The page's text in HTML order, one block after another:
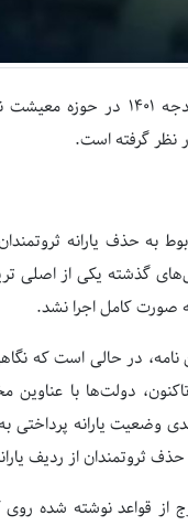
مهر نوشت: بررسی لایحه
نظر گرفته است.
به حذف یارانه
گذشته یکی از اصلی
صورت کامل اجرا نشد.
در حالی است که
دولت‌ها با عناوین
وضعیت یارانه
ثروتمندان از ردیف